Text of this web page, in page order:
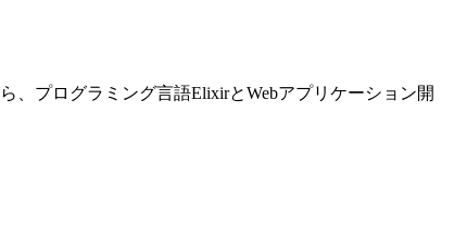
、プログラミング言語ElixirとWebアプリケーション開